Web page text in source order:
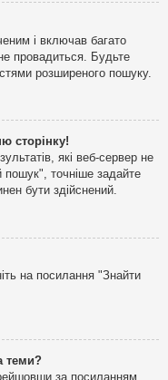
і включав багато
провадиться. Будьте
розширеного пошуку.
сторінку!
які веб-сервер не
пошук", точніше задайте
бути здійснений.
на посилання "Знайти
теми?
за посиланням